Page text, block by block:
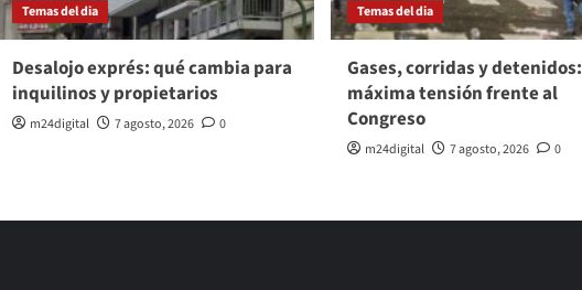
Temas del dia
Desalojo exprés: qué cambia para
inquilinos y propietarios
m24digital 7 agosto, 2026 0
Temas del dia
Gases, corridas y detenidos:
máxima tensión frente al
Congreso
m24digital 7 agosto, 2026 0